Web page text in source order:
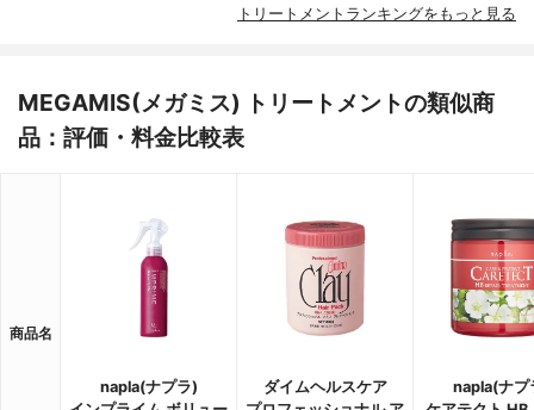
トリートメントランキングをもっと見る
MEGAMIS(メガミス) トリートメントの類似商
品：評価・料金比較表
商品名
napla(ナプラ)
ダイムヘルスケア
napla(ナプ